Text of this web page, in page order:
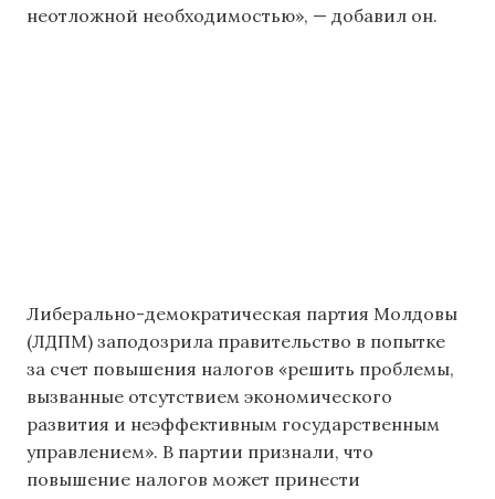
неотложной необходимостью», — добавил он.
Либерально-демократическая партия Молдовы
(ЛДПМ) заподозрила правительство в попытке
за счет повышения налогов «решить проблемы,
вызванные отсутствием экономического
развития и неэффективным государственным
управлением». В партии признали, что
повышение налогов может принести